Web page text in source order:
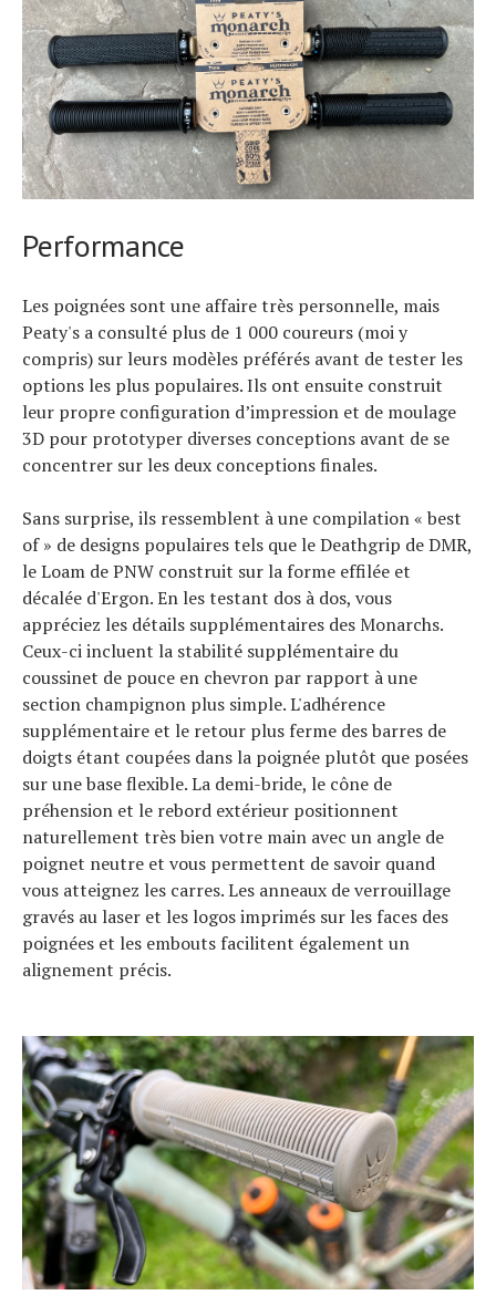
Performance
Les poignées sont une affaire très personnelle, mais
Peaty's a consulté plus de 1 000 coureurs (moi y
compris) sur leurs modèles préférés avant de tester les
options les plus populaires. Ils ont ensuite construit
leur propre configuration d’impression et de moulage
3D pour prototyper diverses conceptions avant de se
concentrer sur les deux conceptions finales.
Sans surprise, ils ressemblent à une compilation « best
of » de designs populaires tels que le Deathgrip de DMR,
le Loam de PNW construit sur la forme effilée et
décalée d'Ergon. En les testant dos à dos, vous
appréciez les détails supplémentaires des Monarchs.
Ceux-ci incluent la stabilité supplémentaire du
coussinet de pouce en chevron par rapport à une
section champignon plus simple. L'adhérence
supplémentaire et le retour plus ferme des barres de
doigts étant coupées dans la poignée plutôt que posées
sur une base flexible. La demi-bride, le cône de
préhension et le rebord extérieur positionnent
naturellement très bien votre main avec un angle de
poignet neutre et vous permettent de savoir quand
vous atteignez les carres. Les anneaux de verrouillage
gravés au laser et les logos imprimés sur les faces des
poignées et les embouts facilitent également un
alignement précis.